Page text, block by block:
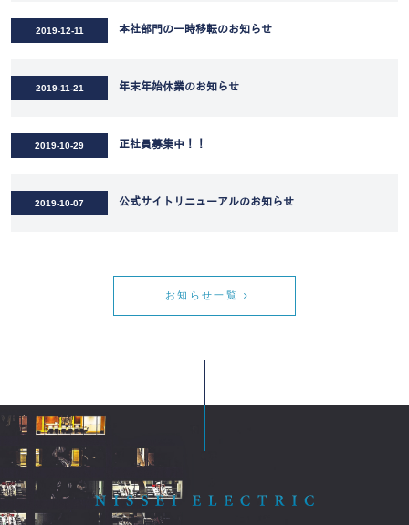
2019-12-11 本社部門の一時移転のお知らせ
2019-11-21 年末年始休業のお知らせ
2019-10-29 正社員募集中！！
2019-10-07 公式サイトリニューアルのお知らせ
お知らせ一覧